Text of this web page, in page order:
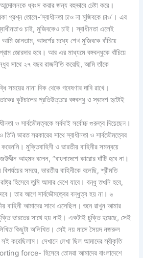
ধ্বংস করার জন্য বহুভাবে চেষ্টা করে।
প্রশ্ন তোলে-‘স্বাধীনতা চাও না মুজিবকে চাও’। এর
চাই, মুজিবকেও চাই। স্বাধীনতা এলেই
জানতাম, আদর্শের মধ্যে শেখ মুজিবকে বাঁচিয়ে
জোরদার হবে। আর এর মাধ্যমে বঙ্গবন্ধুকে বাঁচিয়ে
সাথে ২৭ বছর রাজনীতি করেছি, আমি তাঁকে
সময়ের নানা দিক থেকে গবেষণার দাবি রাখে।
কূটচালের প্রতিউত্তরে বঙ্গবন্ধু ও স্বদেশ দুটোই
ও সার্বভৌমত্বকে সর্বদাই সর্বোচ্চ গুরুত্ব দিয়েছেন।
ভারত সরকারের সাথে স্বাধীনতা ও সার্বভৌমত্বের
মুক্তিবাহিনী ও ভারতীয় বাহিনীর সমন্বয়ে
আহমদ বলেন, “বাংলাদেশে কারোর ঘাঁটি হবে না।
সময়ে, ভারতীয় বাহিনীকে বলেছি, শ্রীমতি
হিসেবে তুমি আমার দেশে যাবে। বন্ধু তখনি হবে,
তার আগে সার্বভৌমত্বের বন্ধুত্ব হয় না। ৬
বাহিনী আমাদের সাথে এসেছিল। শুনে রাখুন আমার
ভারতের সাথে হয় নাই। একটাই চুক্তি হয়েছে, সেই
কিছুটা অলিখিত। সেই নয় মাসে সৈয়দ নজরুল
করেছিলাম। সেখানে লেখা ছিল আমাদের স্বীকৃতি
force- হিসেবে তোমরা আমাদের বাংলাদেশে